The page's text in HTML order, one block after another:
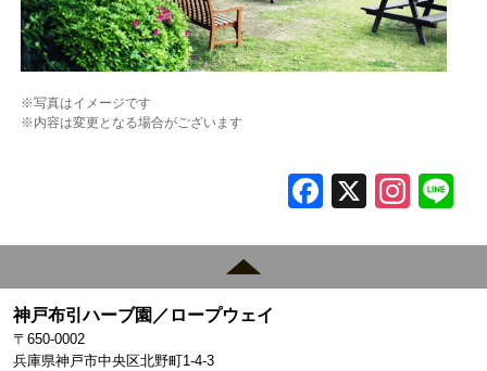
※写真はイメージです
※内容は変更となる場合がございます
F
e
X In
gr
神戸布引ハーブ園／ロープウェイ
〒650-0002
兵庫県神戸市中央区北野町1-4-3